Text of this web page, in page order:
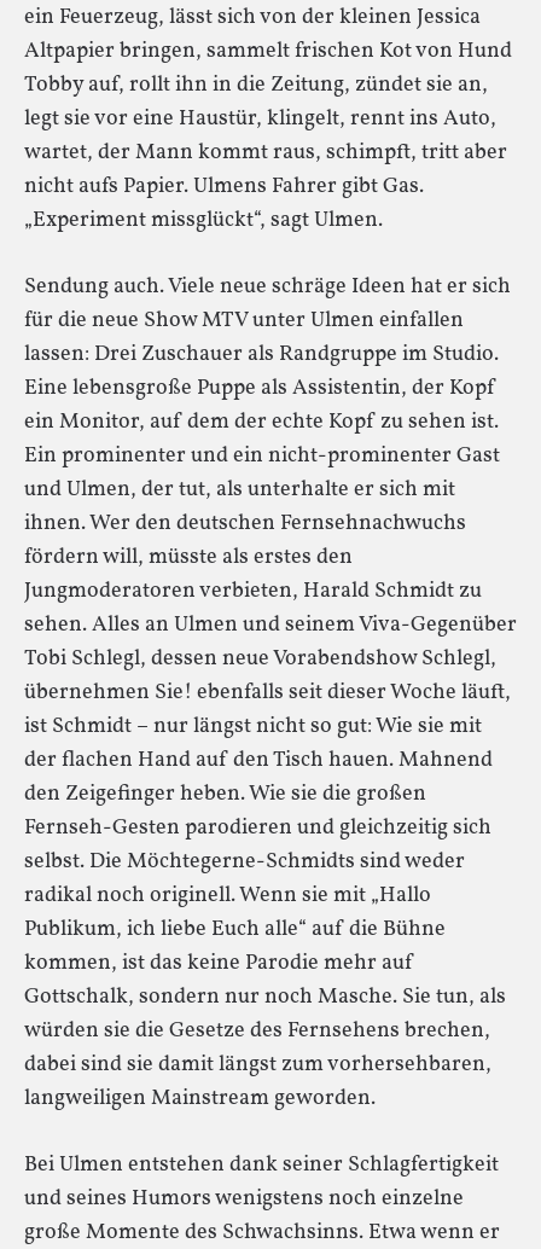
ein Feuerzeug, lässt sich von der kleinen Jessica
Altpapier bringen, sammelt frischen Kot von Hund
Tobby auf, rollt ihn in die Zeitung, zündet sie an,
legt sie vor eine Haustür, klingelt, rennt ins Auto,
wartet, der Mann kommt raus, schimpft, tritt aber
nicht aufs Papier. Ulmens Fahrer gibt Gas.
„Experiment missglückt“, sagt Ulmen.
Sendung auch. Viele neue schräge Ideen hat er sich
für die neue Show MTV unter Ulmen einfallen
lassen: Drei Zuschauer als Randgruppe im Studio.
Eine lebensgroße Puppe als Assistentin, der Kopf
ein Monitor, auf dem der echte Kopf zu sehen ist.
Ein prominenter und ein nicht-prominenter Gast
und Ulmen, der tut, als unterhalte er sich mit
ihnen. Wer den deutschen Fernsehnachwuchs
fördern will, müsste als erstes den
Jungmoderatoren verbieten, Harald Schmidt zu
sehen. Alles an Ulmen und seinem Viva-Gegenüber
Tobi Schlegl, dessen neue Vorabendshow Schlegl,
übernehmen Sie! ebenfalls seit dieser Woche läuft,
ist Schmidt – nur längst nicht so gut: Wie sie mit
der flachen Hand auf den Tisch hauen. Mahnend
den Zeigefinger heben. Wie sie die großen
Fernseh-Gesten parodieren und gleichzeitig sich
selbst. Die Möchtegerne-Schmidts sind weder
radikal noch originell. Wenn sie mit „Hallo
Publikum, ich liebe Euch alle“ auf die Bühne
kommen, ist das keine Parodie mehr auf
Gottschalk, sondern nur noch Masche. Sie tun, als
würden sie die Gesetze des Fernsehens brechen,
dabei sind sie damit längst zum vorhersehbaren,
langweiligen Mainstream geworden.
Bei Ulmen entstehen dank seiner Schlagfertigkeit
und seines Humors wenigstens noch einzelne
große Momente des Schwachsinns. Etwa wenn er